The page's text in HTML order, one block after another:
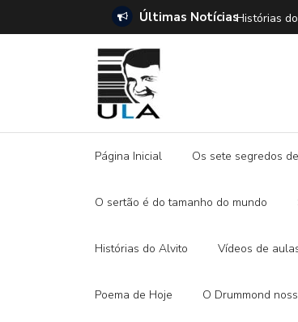
Últimas Notícias
E A DITADURA DIGITAL Histórias
Página Inicial Os sete segredos
O sertão é do tamanho do mundo
Histórias do Alvito Vídeos de
Poema de Hoje O Drummond